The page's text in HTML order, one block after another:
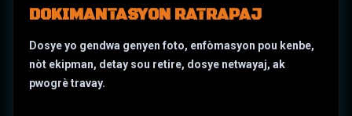
DOKIMANTASYON RATRAPAJ
Dosye yo gendwa genyen foto, enfòmasyon pou kenbe,
nòt ekipman, detay sou retire, dosye netwayaj, ak
pwogrè travay.